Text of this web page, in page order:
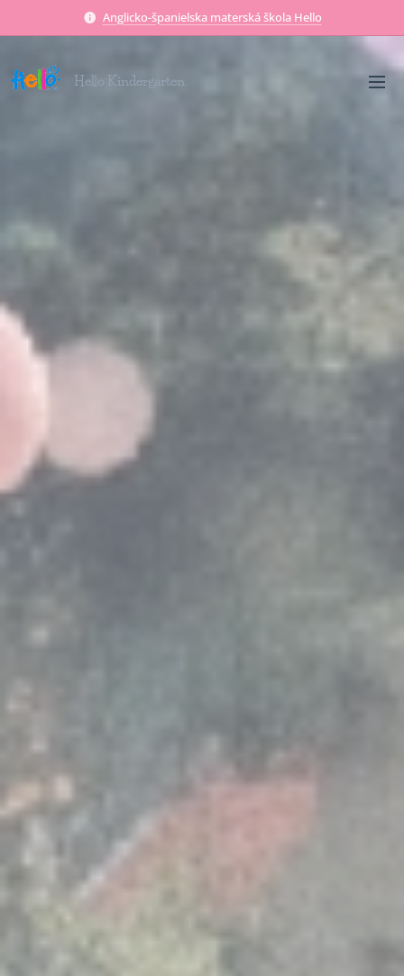
Anglicko-španielska materská škola Hello
Hello Kindergarten